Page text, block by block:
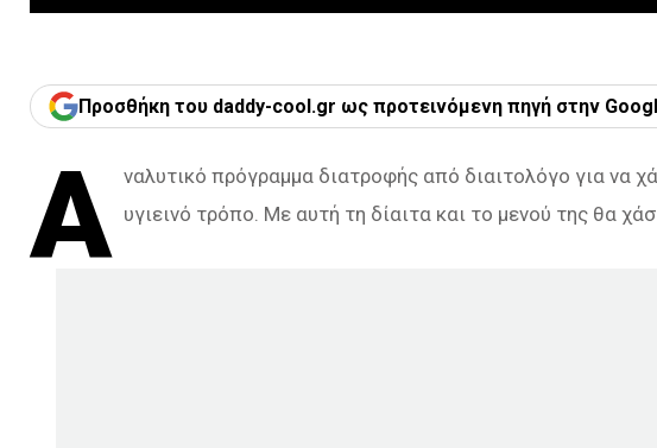
Προσθήκη του daddy-cool.gr ως προτεινόμενη πηγή στην
Α ναλυτικό πρόγραμμα διατροφής από διαιτολόγο για να
υγιεινό τρόπο. Με αυτή τη δίαιτα και το μενού της θα